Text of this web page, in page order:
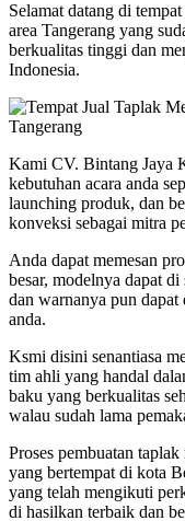
Selamat datang di
area Tangerang yang
berkualitas tinggi dan
Indonesia.
Kami CV. Bintang Jaya
kebutuhan acara anda
launching produk, dan
konveksi sebagai mitra
Anda dapat memesan
besar, modelnya dapat
dan warnanya pun dapat
anda.
Ksmi disini senantiasa
tim ahli yang handal
baku yang berkualitas
walau sudah lama
Proses pembuatan
yang bertempat di kota
yang telah mengikuti
di hasilkan terbaik dan